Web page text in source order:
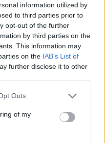
information utilized by
to third parties prior to
opt-out of the further
by third parties on the
This information may
on the IAB’s List of
further disclose it to other
Outs
of my
World Economic Forum:
Στο επίκεντρο η κλιματική
αλλαγή και όχι η οικονομία
15/01/2020 - 13:43